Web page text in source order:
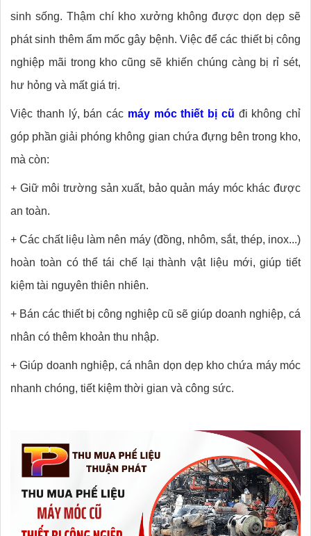
sinh sống. Thậm chí kho xưởng không được dọn dẹp sẽ
phát sinh thêm ẩm mốc gây bệnh. Việc để các thiết bị công
nghiệp mãi trong kho cũng sẽ khiến chúng càng bị rỉ sét,
hư hỏng và mất giá trị.
Việc thanh lý, bán các máy móc thiết bị cũ đi không chỉ
góp phần giải phóng không gian chứa đựng bên trong kho,
mà còn:
+ Giữ môi trường sản xuất, bảo quản máy móc khác được
an toàn.
+ Các chất liệu làm nên máy (đồng, nhôm, sắt, thép, inox...)
hoàn toàn có thể tái chế lại thành vật liệu mới, giúp tiết
kiệm tài nguyên thiên nhiên.
+ Bán các thiết bị công nghiệp cũ sẽ giúp doanh nghiệp, cá
nhân có thêm khoản thu nhập.
+ Giúp doanh nghiệp, cá nhân dọn dẹp kho chứa máy móc
nhanh chóng, tiết kiệm thời gian và công sức.